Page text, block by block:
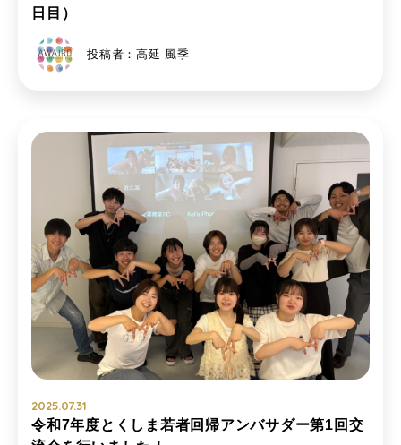
日目）
投稿者：高延 風季
2025.07.31
令和7年度とくしま若者回帰アンバサダー第1回交